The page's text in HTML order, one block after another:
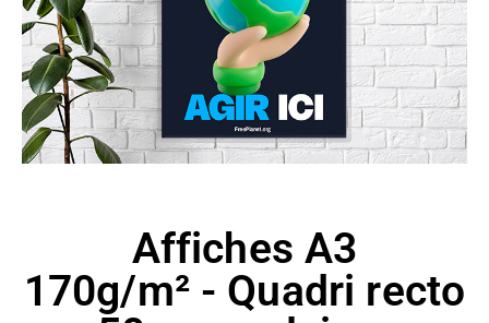
Affiches A3
170g/m² - Quadri recto